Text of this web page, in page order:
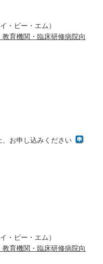
・ビー・エム）
育機関・臨床研修病院向
お申し込みください
・ビー・エム）
育機関・臨床研修病院向